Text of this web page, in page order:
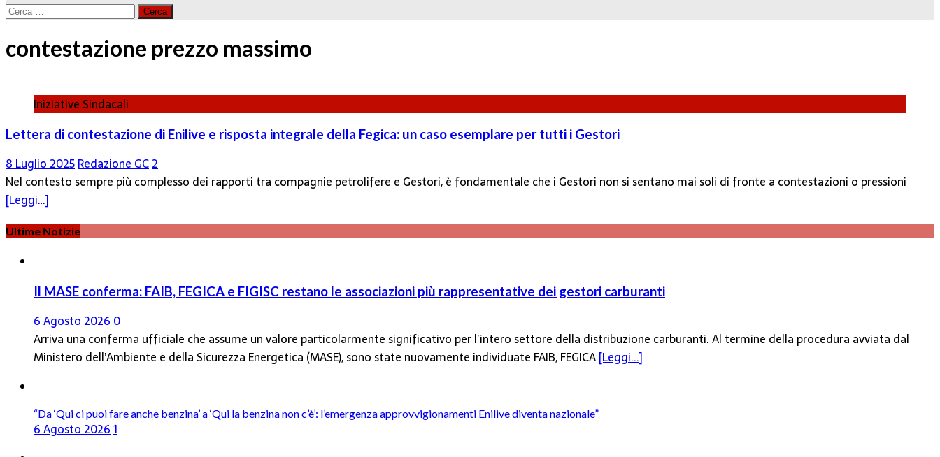
Ricerca
contestazione prezzo massimo
Iniziative Sindacali
Lettera di contestazione di Enilive e risposta integrale della Fegica: un caso esemplare per tutti i Gestori
8 Luglio 2025Redazione GC2
Nel contesto sempre più complesso dei rapporti tra compagnie petrolifere e Gestori, è fondamentale che i Gestori non si sentano mai soli di fronte a contestazioni o pressioni
[Leggi…]
Ultime Notizie
Il MASE conferma: FAIB, FEGICA e FIGISC restano le associazioni più rappresentative dei gestori carburanti
6 Agosto 20260
Arriva una conferma ufficiale che assume un valore particolarmente significativo per l’intero settore della distribuzione carburanti. Al termine della procedura avviata dal
Ministero dell’Ambiente e della Sicurezza Energetica (MASE), sono state nuovamente individuate FAIB, FEGICA[Leggi...]
“Da ‘Qui ci puoi fare anche benzina’ a ‘Qui la benzina non c’è’: l’emergenza approvvigionamenti Enilive diventa nazionale”
6 Agosto 20261